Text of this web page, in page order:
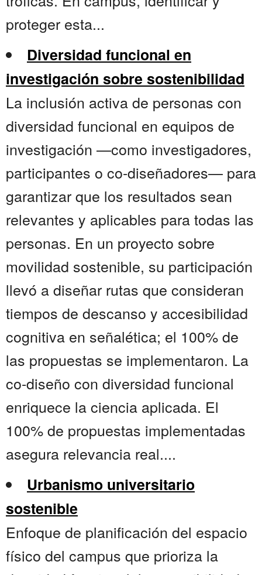
proteger esta...
Diversidad funcional en
investigación sobre sostenibilidad
La inclusión activa de personas con
diversidad funcional en equipos de
investigación —como investigadores,
participantes o co-diseñadores— para
garantizar que los resultados sean
relevantes y aplicables para todas las
personas. En un proyecto sobre
movilidad sostenible, su participación
llevó a diseñar rutas que consideran
tiempos de descanso y accesibilidad
cognitiva en señalética; el 100% de
las propuestas se implementaron. La
co-diseño con diversidad funcional
enriquece la ciencia aplicada. El
100% de propuestas implementadas
asegura relevancia real....
Urbanismo universitario
sostenible
Enfoque de planificación del espacio
físico del campus que prioriza la